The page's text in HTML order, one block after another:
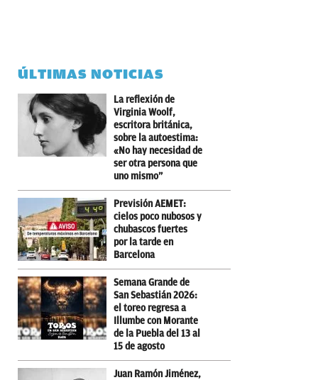
ÚLTIMAS NOTICIAS
La reflexión de
Virginia Woolf,
escritora británica,
sobre la autoestima:
«No hay necesidad de
ser otra persona que
uno mismo”
Previsión AEMET:
cielos poco nubosos y
chubascos fuertes
por la tarde en
Barcelona
Semana Grande de
San Sebastián 2026:
el toreo regresa a
Illumbe con Morante
de la Puebla del 13 al
15 de agosto
Juan Ramón Jiménez,